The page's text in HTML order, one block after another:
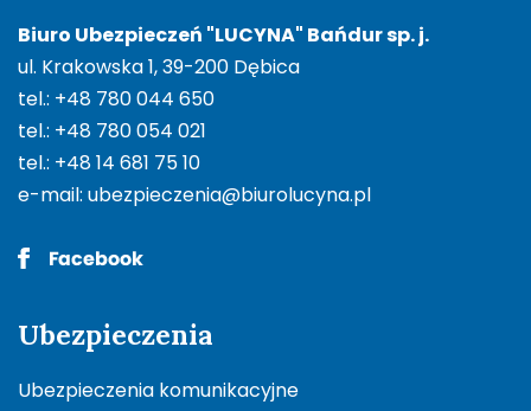
Biuro Ubezpieczeń "LUCYNA" Bańdur sp. j.
ul. Krakowska 1, 39-200 Dębica
tel.: +48 780 044 650
tel.: +48 780 054 021
tel.: +48 14 681 75 10
e-mail: ubezpieczenia@biurolucyna.pl
Ubezpieczenia
Ubezpieczenia komunikacyjne